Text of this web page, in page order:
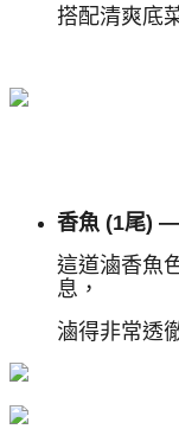
搭配清爽底
香魚 (1尾)
這道滷香魚
息，
滷得非常透